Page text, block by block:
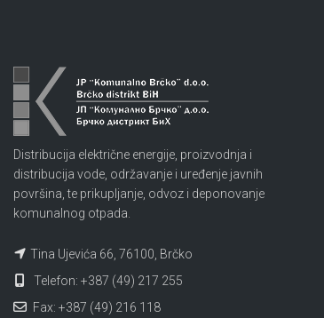
Distribucija električne energije, proizvodnja i
distribucija vode, održavanje i uređenje javnih
površina, te prikupljanje, odvoz i deponovanje
komunalnog otpada.
Tina Ujevića 66, 76100, Brčko
Telefon: +387 (49) 217 255
Fax: +387 (49) 216 118